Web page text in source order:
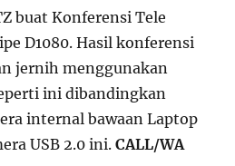
buat Konferensi Tele
D1080. Hasil konferensi
jernih menggunakan
ini dibandingkan
internal bawaan Laptop
USB 2.0 ini.CALL/WA